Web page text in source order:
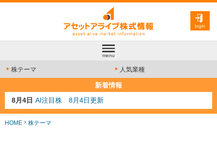
login
menu
株テーマ 人気業種
新着情報
8月4日 AI注目株 8月4日更新
8月3日 人気業種注目株 8月3日更新
8月2日 金融注目株 8月2日更新
7月29日 日経225シグナル点灯
HOME 株テーマ